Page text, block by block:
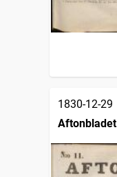
1830-12-29
Aftonbladet